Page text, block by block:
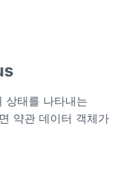
상태를 나타내는
약관 데이터 객체가